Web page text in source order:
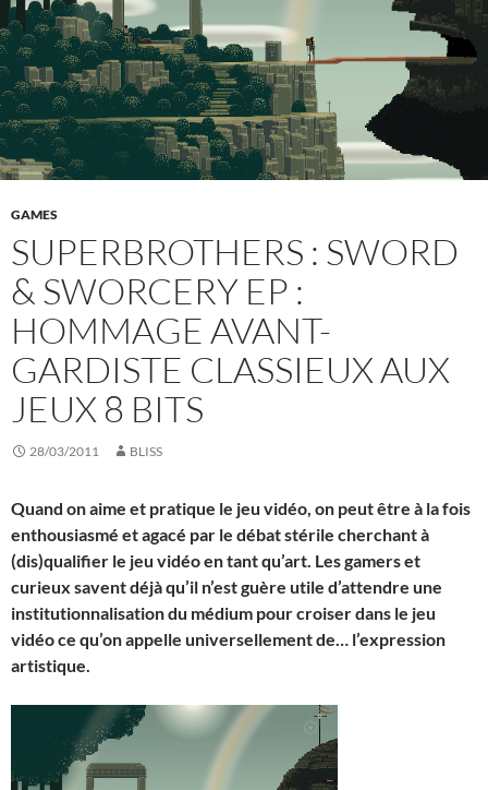
GAMES
SUPERBROTHERS : SWORD
& SWORCERY EP :
HOMMAGE AVANT-
GARDISTE CLASSIEUX AUX
JEUX 8 BITS
28/03/2011 BLISS
Quand on aime et pratique le jeu vidéo, on peut être à la fois
enthousiasmé et agacé par le débat stérile cherchant à
(dis)qualifier le jeu vidéo en tant qu’art. Les gamers et
curieux savent déjà qu’il n’est guère utile d’attendre une
institutionnalisation du médium pour croiser dans le jeu
vidéo ce qu’on appelle universellement de… l’expression
artistique.